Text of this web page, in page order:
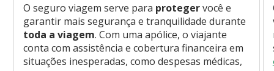
O seguro viagem serve para protegervocê e
garantir mais segurança e tranquilidade durante
toda a viagem. Com uma apólice, o viajante
conta com assistência e cobertura financeira em
situações inesperadas, como despesas médicas,